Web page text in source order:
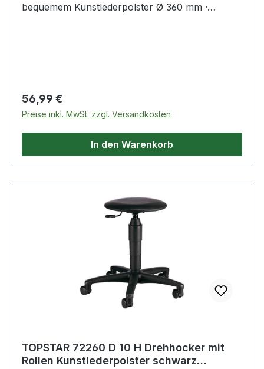
bequemem Kunstlederpolster Ø 360 mm ·
Regulärer Preis:
56,99 €
Preise inkl. MwSt. zzgl. Versandkosten
In den Warenkorb
TOPSTAR 72260 D 10 H Drehhocker mit
Rollen Kunstlederpolster schwarz